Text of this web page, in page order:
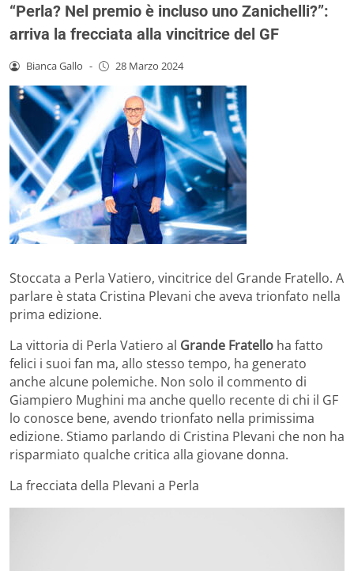
“Perla? Nel premio è incluso uno Zanichelli?”:
arriva la frecciata alla vincitrice del GF
Bianca Gallo - 28 Marzo 2024
Stoccata a Perla Vatiero, vincitrice del Grande Fratello. A
parlare è stata Cristina Plevani che aveva trionfato nella
prima edizione.
La vittoria di Perla Vatiero al Grande Fratello ha fatto
felici i suoi fan ma, allo stesso tempo, ha generato
anche alcune polemiche. Non solo il commento di
Giampiero Mughini ma anche quello recente di chi il GF
lo conosce bene, avendo trionfato nella primissima
edizione. Stiamo parlando di Cristina Plevani che non ha
risparmiato qualche critica alla giovane donna.
La frecciata della Plevani a Perla